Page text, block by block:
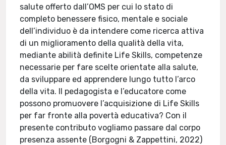
salute offerto dall’OMS per cui lo stato di
completo benessere fisico, mentale e sociale
dell’individuo è da intendere come ricerca attiva
di un miglioramento della qualità della vita,
mediante abilità definite Life Skills, competenze
necessarie per fare scelte orientate alla salute,
da sviluppare ed apprendere lungo tutto l’arco
della vita. Il pedagogista e l’educatore come
possono promuovere l’acquisizione di Life Skills
per far fronte alla povertà educativa? Con il
presente contributo vogliamo passare dal corpo
presenza assente (Borgogni & Zappettini, 2022)